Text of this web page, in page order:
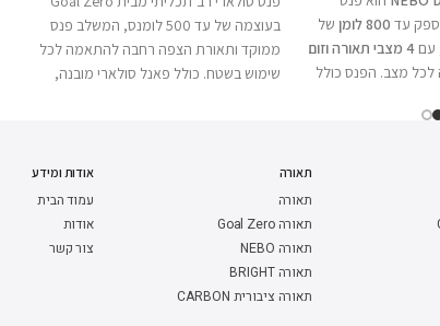
מלא
עד 800 לומן
של
עם
4 מצבי תאורה וזום
מצב. הפנס כולל
יעיל של הסוללה,
ולשימוש יומיומי.
בעוצמה של עד 500 לומנס, המשלב פנס
ממוקד ותאורת הצפה רחבה להתאמה לכל
שימוש בשטח. כולל פאנל סולארי מובנה,
חירום.תאורה
תאורה
תאורה Goal Zero
תאורה NEBO
תאורה BRIGHT
תאורה ציבורית CARBON
אודות ומידע
עמוד הבית
אודות
צור קשר